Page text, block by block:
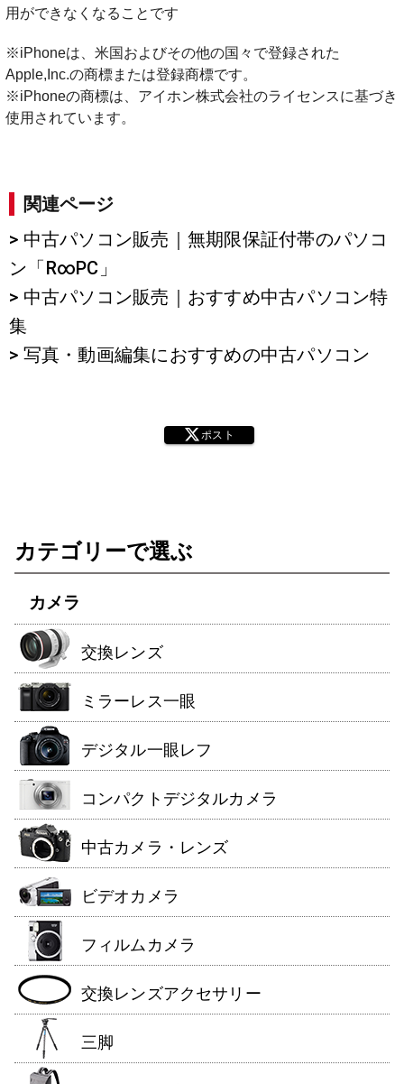
用ができなくなることです
※iPhoneは、米国およびその他の国々で登録された
Apple,Inc.の商標または登録商標です。
※iPhoneの商標は、アイホン株式会社のライセンスに基づき
使用されています。
関連ページ
> 中古パソコン販売｜無期限保証付帯のパソコ
ン「R∞PC」
> 中古パソコン販売｜おすすめ中古パソコン特
集
> 写真・動画編集におすすめの中古パソコン
ポスト
カテゴリーで選ぶ
カメラ
交換レンズ
ミラーレス一眼
デジタル一眼レフ
コンパクトデジタルカメラ
中古カメラ・レンズ
ビデオカメラ
フィルムカメラ
交換レンズアクセサリー
三脚